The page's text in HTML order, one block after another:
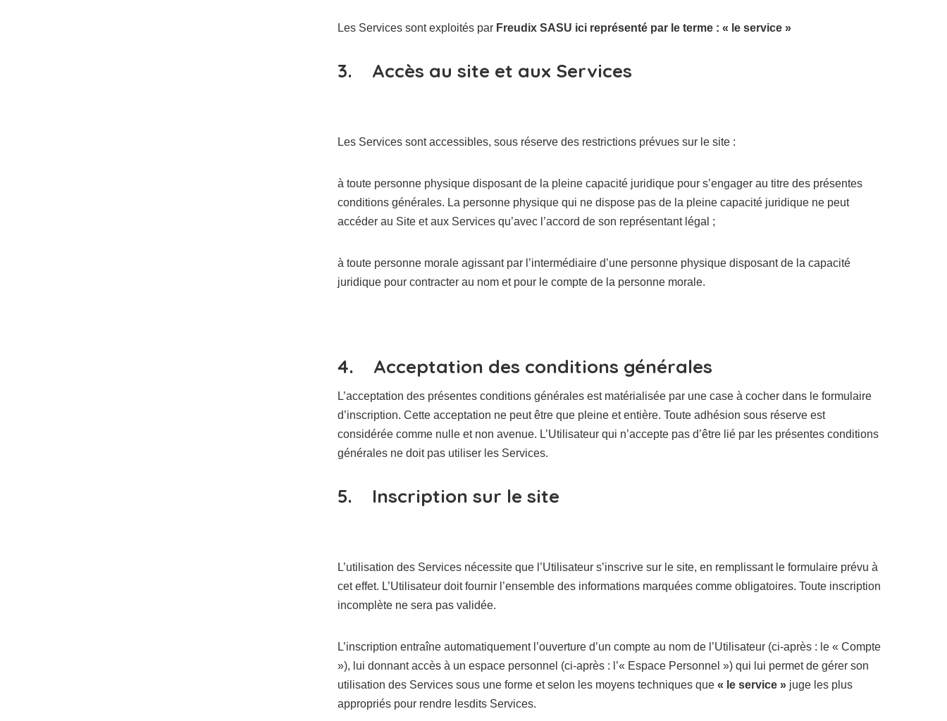
Les Services sont exploités par Freudix SASU ici représenté par le terme : « le service »
3. Accès au site et aux Services
Les Services sont accessibles, sous réserve des restrictions prévues sur le site :
à toute personne physique disposant de la pleine capacité juridique pour s’engager au titre des présentes
conditions générales. La personne physique qui ne dispose pas de la pleine capacité juridique ne peut
accéder au Site et aux Services qu’avec l’accord de son représentant légal ;
à toute personne morale agissant par l’intermédiaire d’une personne physique disposant de la capacité
juridique pour contracter au nom et pour le compte de la personne morale.
4. Acceptation des conditions générales
L’acceptation des présentes conditions générales est matérialisée par une case à cocher dans le formulaire
d’inscription. Cette acceptation ne peut être que pleine et entière. Toute adhésion sous réserve est
considérée comme nulle et non avenue. L’Utilisateur qui n’accepte pas d’être lié par les présentes conditions
générales ne doit pas utiliser les Services.
5. Inscription sur le site
L’utilisation des Services nécessite que l’Utilisateur s’inscrive sur le site, en remplissant le formulaire prévu à
cet effet. L’Utilisateur doit fournir l’ensemble des informations marquées comme obligatoires. Toute inscription
incomplète ne sera pas validée.
L’inscription entraîne automatiquement l’ouverture d’un compte au nom de l’Utilisateur (ci-après : le « Compte
»), lui donnant accès à un espace personnel (ci-après : l’« Espace Personnel ») qui lui permet de gérer son
utilisation des Services sous une forme et selon les moyens techniques que « le service » juge les plus
appropriés pour rendre lesdits Services.